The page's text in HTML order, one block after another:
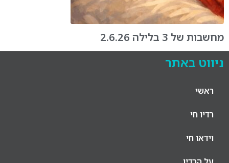
מחשבות של 3 בלילה 2.6.26
ניווט באתר
ראשי
רדיו חי
וידאו חי